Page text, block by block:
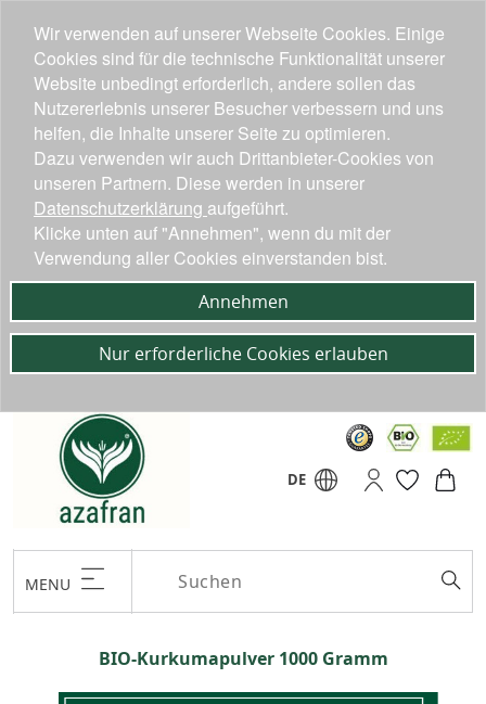
DE
MENU
BIO-Kurkumapulver 1000 Gramm
Wir verwenden auf unserer Webseite Cookies. Einige
Cookies sind für die technische Funktionalität unserer
Website unbedingt erforderlich, andere sollen das
Nutzererlebnis unserer Besucher verbessern und uns
helfen, die Inhalte unserer Seite zu optimieren.
Dazu verwenden wir auch Drittanbieter-Cookies von
unseren Partnern. Diese werden in unserer
Datenschutzerklärung aufgeführt.
Klicke unten auf "Annehmen", wenn du mit der
Verwendung aller Cookies einverstanden bist.
Annehmen
Nur erforderliche Cookies erlauben